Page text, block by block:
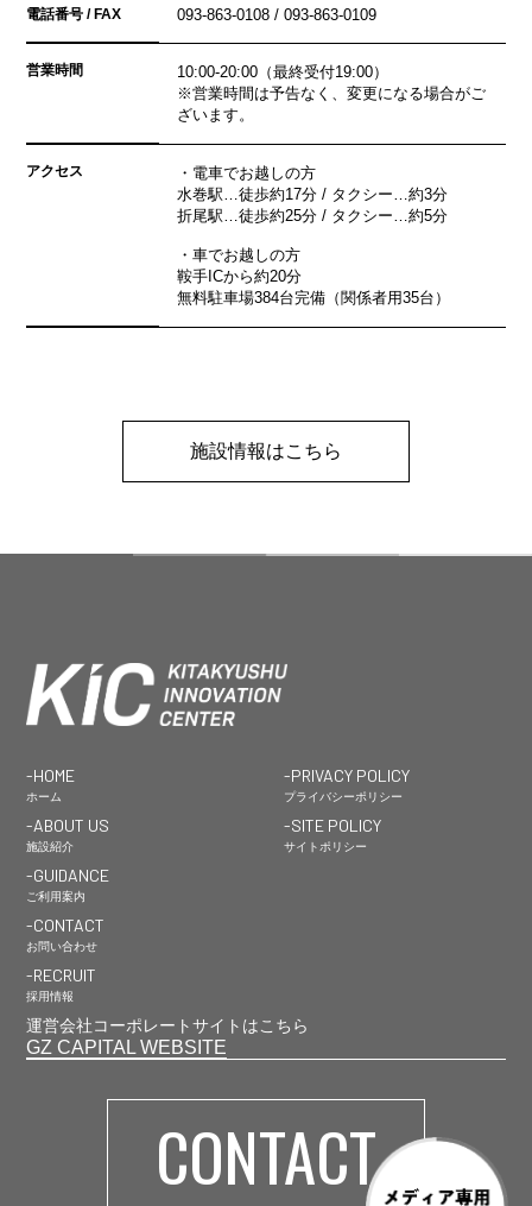
電話番号 / FAX 093-863-0108 / 093-863-0109
営業時間
10:00-20:00（最終受付19:00）
※営業時間は予告なく、変更になる場合がご
ざいます。
アクセス
・電車でお越しの方
水巻駅…徒歩約17分 / タクシー…約3分
折尾駅…徒歩約25分 / タクシー…約5分
・車でお越しの方
鞍手ICから約20分
無料駐車場384台完備（関係者用35台）
施設情報はこちら
-HOME
ホーム
-ABOUT US
施設紹介
-GUIDANCE
ご利用案内
-CONTACT
お問い合わせ
-RECRUIT
採用情報
-PRIVACY POLICY
プライバシーポリシー
-SITE POLICY
サイトポリシー
運営会社コーポレートサイトはこちら
GZ CAPITAL WEBSITE
CONTACT